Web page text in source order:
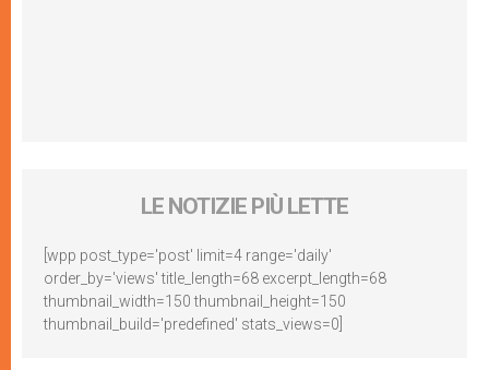
LE NOTIZIE PIÙ LETTE
[wpp post_type='post' limit=4 range='daily'
order_by='views' title_length=68 excerpt_length=68
thumbnail_width=150 thumbnail_height=150
thumbnail_build='predefined' stats_views=0]